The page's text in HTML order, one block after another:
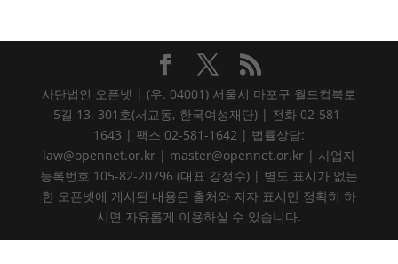
사단법인 오픈넷 | (우. 04001) 서울시 마포구 월드컵북로
5길 13, 301호(서교동, 한국여성재단) | 전화 02-581-
1643 | 팩스 02-581-1642 | 법률상담:
law@opennet.or.kr | master@opennet.or.kr | 사업자
등록번호 105-82-20796 (대표 강정수) | 별도 표시가 없는
한 오픈넷에 게시된 내용은 출처와 저자 표시만 정확히 하
시면 자유롭게 이용하실 수 있습니다.